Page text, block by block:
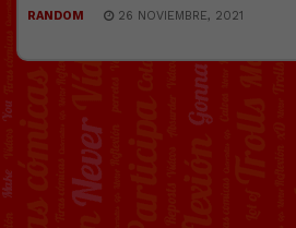
RANDOM 26 NOVIEMBRE, 2021